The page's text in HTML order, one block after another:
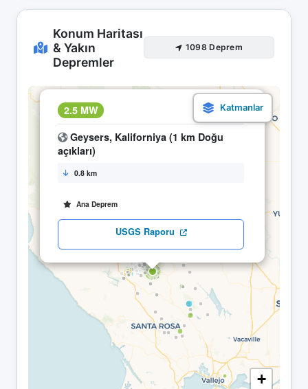
Konum Haritası
& Yakın
Depremler
1098 Deprem
2.5 MW 10.05 21:31
Geysers, Kaliforniya (1 km Doğu
açıkları)
0.8 km
Ana Deprem
USGS Raporu
×
+